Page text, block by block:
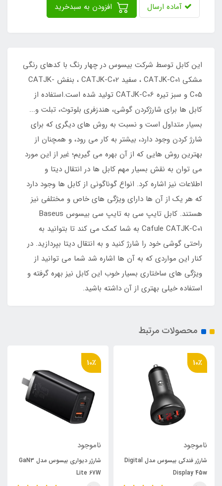
آماده ارسال
این کابل توسط شرکت بیسوس در چهار رنگ با کدهای رنگی
مشکی CATJK-C01 ، سفید CATJK-C02 ، بنفش CATJK-
C05 و سبز تیره CATJK-C06 تولید شده است.استفاده از
کابل ها برای شارژکردن گوشی، هندزفری بلوتوث، تبلت و...
بسیار متداول است و نسبت به روش های دیگری که برای
شارژ کردن وجود دارد، بیشتر به کار می رود، و همچنان از
بهترین روش هایی که از آن بهره می گیریم؛ غیر از این مورد
می توان به نقش بسیار مهم کابل ها در انتقال دیتا و
اطلاعات نیز اشاره کرد. انواع گوناگونی از کابل ها وجود دارد
که هر یک از آن ها دارای ویژگی های خاص و مختلفی نیز
هستند. کابل تایپ سی به تایپ سی بیسوس Baseus
Cafule CATJK-C01 به شما کمک می کند تا بتوانید به
راحتی گوشی خود را شارژ کنید و به انتقال دیتا بپردازید. در
کنار این مواردی که به آن ها اشاره شد شما می توانید از
ویژگی های ساختاری بسیار خوب این کابل نیز بهره گرفته و
استفاده خیلی بهتری از آن داشته باشید.
محصولات مرتبط
10٪
ناموجود
شارژر فندکی بیسوس مدل Digital
Display 45w
10٪
ناموجود
شارژر دیواری بیسوس مدل GaN3
Lite 67W